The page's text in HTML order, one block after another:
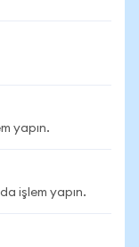
yapın.
işlem yapın.